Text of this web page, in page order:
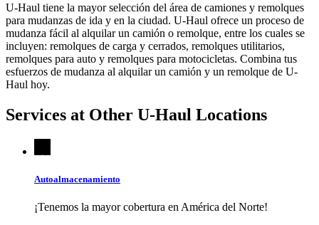
U-Haul tiene la mayor selección del área de camiones y remolques
para mudanzas de ida y en la ciudad. U-Haul ofrece un proceso de
mudanza fácil al alquilar un camión o remolque, entre los cuales se
incluyen: remolques de carga y cerrados, remolques utilitarios,
remolques para auto y remolques para motocicletas. Combina tus
esfuerzos de mudanza al alquilar un camión y un remolque de U-
Haul hoy.
Services at Other U-Haul Locations
Autoalmacenamiento
¡Tenemos la mayor cobertura en América del Norte!